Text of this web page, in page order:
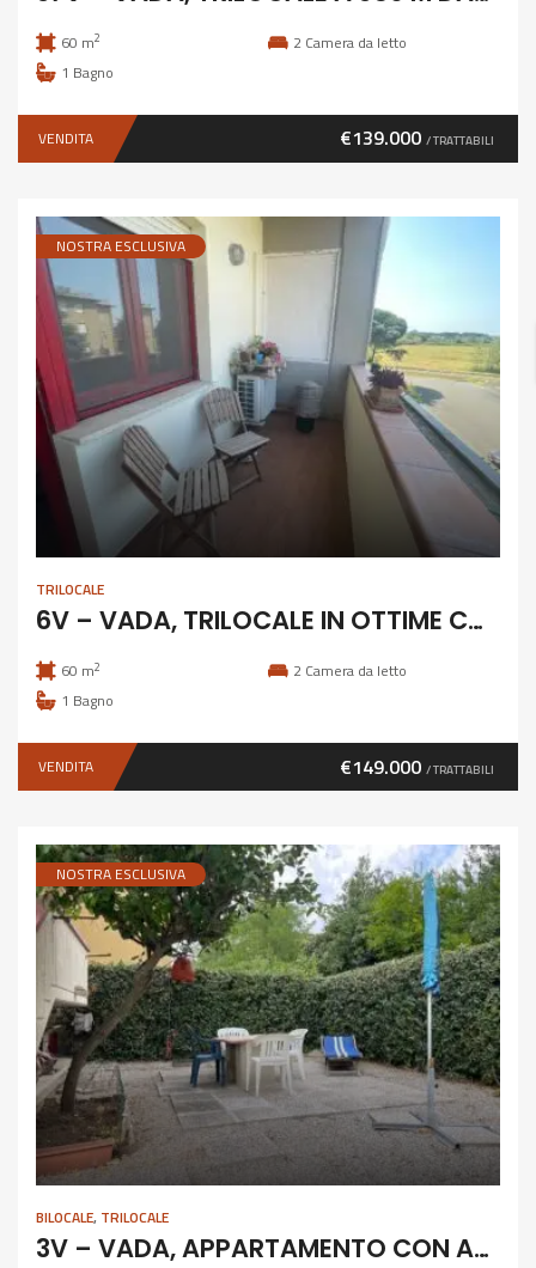
60 m2 2 Camera da letto
1 Bagno
VENDITA €139.000 / TRATTABILI
NOSTRA ESCLUSIVA
TRILOCALE
6V – VADA, TRILOCALE IN OTTIME CONDIZIONI
60 m2 2 Camera da letto
1 Bagno
VENDITA €149.000 / TRATTABILI
NOSTRA ESCLUSIVA
BILOCALE, TRILOCALE
3V – VADA, APPARTAMENTO CON AMPIO GIARDINO